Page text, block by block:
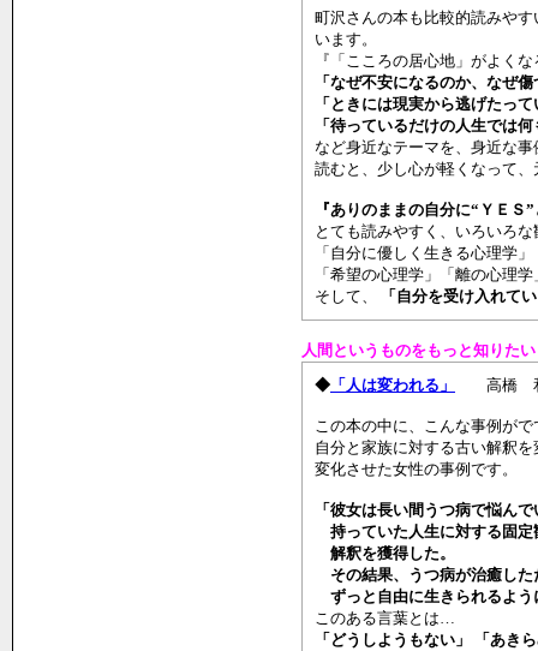
町沢さんの本も比較的読みや
います。
『「こころの居心地」がよく
「なぜ不安になるのか、なぜ
「ときには現実から逃げたっ
「待っているだけの人生では
など身近なテーマを、身近な
読むと、少し心が軽くなって
『ありのままの自分に“ＹＥＳ
とても読みやすく、いろいろ
「自分に優しく生きる心理学
「希望の心理学」「離の心理
そして、
「自分を受け入れて
人間というものをもっと知りた
◆ 「人は変われる」 高橋
この本の中に、こんな事例がで
自分と家族に対する古い解釈
変化させた女性の事例です。
「彼女は長い間うつ病で悩ん
持っていた人生に対する固定
解釈を獲得した。
その結果、うつ病が治癒した
ずっと自由に生きられるよう
このある言葉とは…
「どうしようもない」 「あき